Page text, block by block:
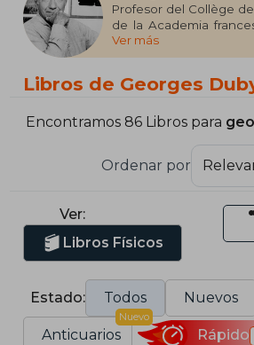
Profesor del Collège
de la Academia
figuras más
intelectual europeo
Interesado en las
representación.
Ver más
Libros de Georges
Encontramos 86 Libros para
Ordenar por
Ver:
Libros Físicos
Estado: Todos Nuevos
Anticuarios
Nuevo
Rápido